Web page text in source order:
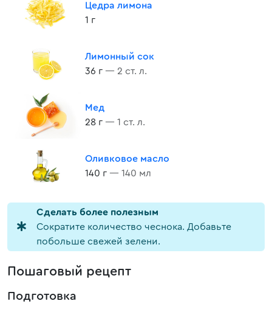
Цедра лимона
1 г
Лимонный сок
36 г — 2 ст. л.
Мед
28 г — 1 ст. л.
Оливковое масло
140 г — 140 мл
Cделать более полезным
Сократите количество чеснока. Добавьте
побольше свежей зелени.
Пошаговый рецепт
Подготовка